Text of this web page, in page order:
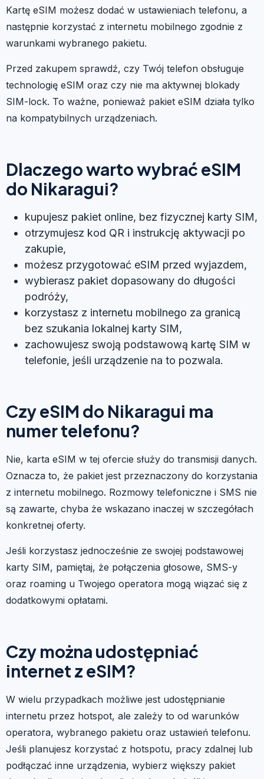
Kartę eSIM możesz dodać w ustawieniach telefonu, a
następnie korzystać z internetu mobilnego zgodnie z
warunkami wybranego pakietu.
Przed zakupem sprawdź, czy Twój telefon obsługuje
technologię eSIM oraz czy nie ma aktywnej blokady
SIM-lock. To ważne, ponieważ pakiet eSIM działa tylko
na kompatybilnych urządzeniach.
Dlaczego warto wybrać eSIM
do Nikaragui?
kupujesz pakiet online, bez fizycznej karty SIM,
otrzymujesz kod QR i instrukcję aktywacji po
zakupie,
możesz przygotować eSIM przed wyjazdem,
wybierasz pakiet dopasowany do długości
podróży,
korzystasz z internetu mobilnego za granicą
bez szukania lokalnej karty SIM,
zachowujesz swoją podstawową kartę SIM w
telefonie, jeśli urządzenie na to pozwala.
Czy eSIM do Nikaragui ma
numer telefonu?
Nie, karta eSIM w tej ofercie służy do transmisji danych.
Oznacza to, że pakiet jest przeznaczony do korzystania
z internetu mobilnego. Rozmowy telefoniczne i SMS nie
są zawarte, chyba że wskazano inaczej w szczegółach
konkretnej oferty.
Jeśli korzystasz jednocześnie ze swojej podstawowej
karty SIM, pamiętaj, że połączenia głosowe, SMS-y
oraz roaming u Twojego operatora mogą wiązać się z
dodatkowymi opłatami.
Czy można udostępniać
internet z eSIM?
W wielu przypadkach możliwe jest udostępnianie
internetu przez hotspot, ale zależy to od warunków
operatora, wybranego pakietu oraz ustawień telefonu.
Jeśli planujesz korzystać z hotspotu, pracy zdalnej lub
podłączać inne urządzenia, wybierz większy pakiet